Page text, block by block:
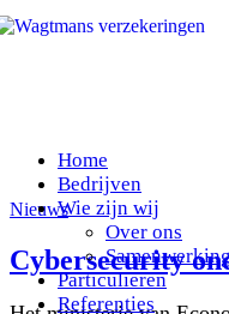
Home
Bedrijven
Wie zijn wij
Over ons
Particulieren
Referenties
Nieuws
Cybersecurity